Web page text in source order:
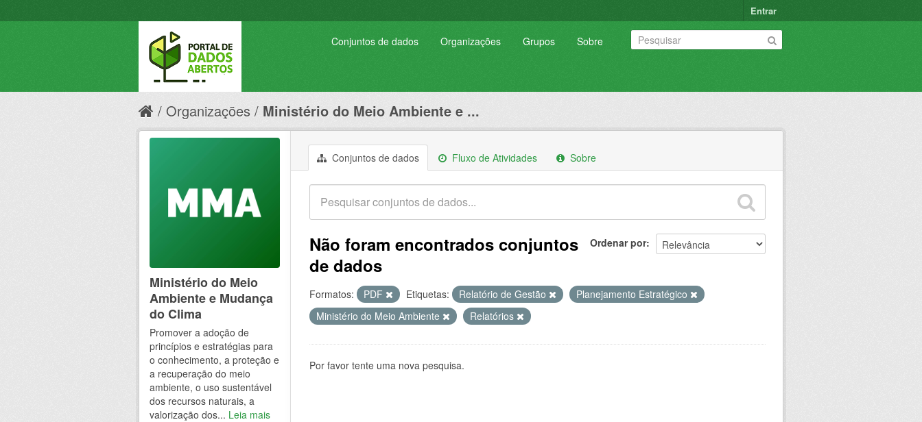
Entrar
Conjuntos de dados Organizações Grupos Sobre
Organizações Ministério do Meio Ambiente e ...
Conjuntos de dados Fluxo de Atividades Sobre
Ordenar por
Não foram encontrados conjuntos
de dados
Formatos: PDF Etiquetas: Relatório de Gestão
Planejamento Estratégico
Ministério do Meio Ambiente
Relatórios
Por favor tente uma nova pesquisa.
Ministério do Meio
Ambiente e Mudança
do Clima
Promover a adoção de
princípios e estratégias para
o conhecimento, a proteção e
a recuperação do meio
ambiente, o uso sustentável
dos recursos naturais, a
valorização dos... Leia mais